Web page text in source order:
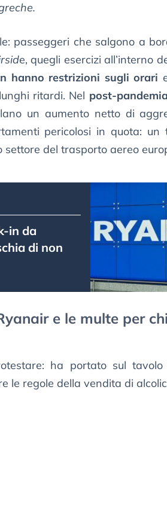
passeggeri che salgono a
e, quegli esercizi all’interno
hanno restrizioni sugli orari
ritardi. Nel post-pandemia
un aumento netto di
pericolosi in quota: un
settore del trasporto aereo
in da
di non
e le multe per
ha portato sul tavolo
le regole della vendita di